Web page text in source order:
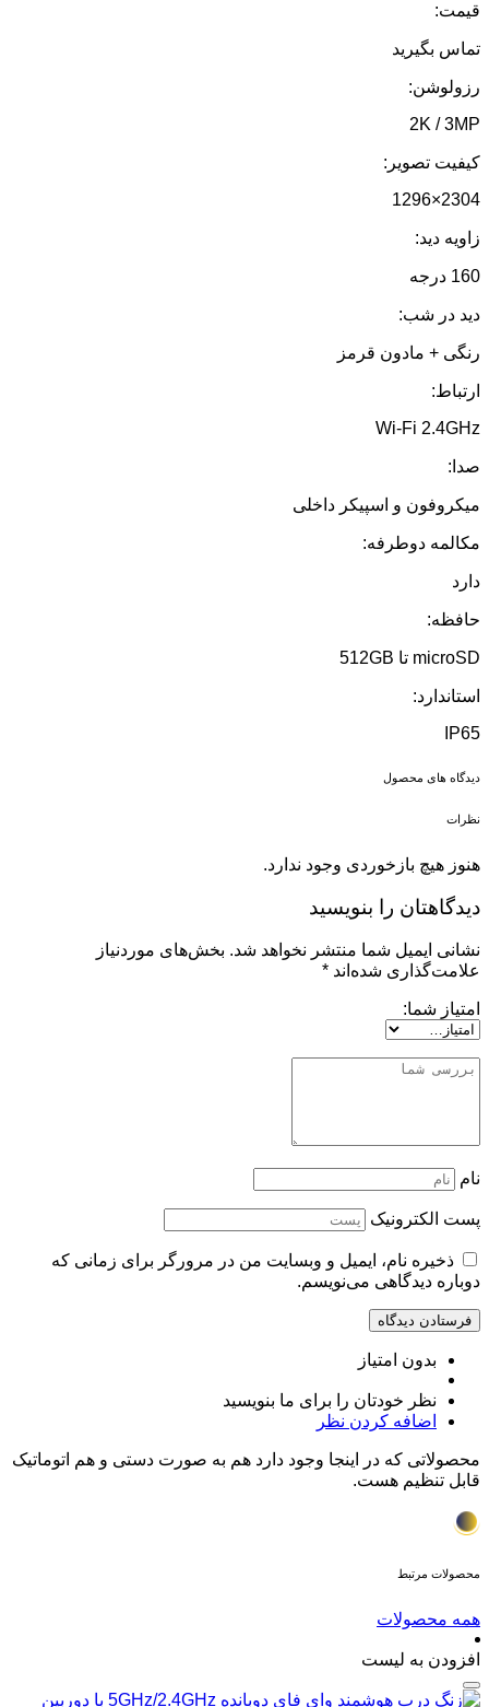
قیمت:
تماس بگیرید
رزولوشن:
2K / 3MP
کیفیت تصویر:
2304×1296
زاویه دید:
160 درجه
دید در شب:
رنگی + مادون قرمز
ارتباط:
Wi-Fi 2.4GHz
صدا:
میکروفون و اسپیکر داخلی
مکالمه دوطرفه:
دارد
حافظه:
microSD تا 512GB
استاندارد:
IP65
دیدگاه های محصول
نظرات
هنوز هیچ بازخوردی وجود ندارد.
دیدگاهتان را بنویسید
نشانی ایمیل شما منتشر نخواهد شد. بخش‌های موردنیاز
علامت‌گذاری شده‌اند *
امتیاز شما:
نام
پست الکترونیک
ذخیره نام، ایمیل و وبسایت من در مرورگر برای زمانی که
دوباره دیدگاهی می‌نویسم.
بدون امتیاز
نظر خودتان را برای ما بنویسید
اضافه کردن نظر
محصولاتی که در اینجا وجود دارد هم به صورت دستی و هم اتوماتیک
قابل تنظیم هست.
محصولات مرتبط
همه محصولات
افزودن به لیست